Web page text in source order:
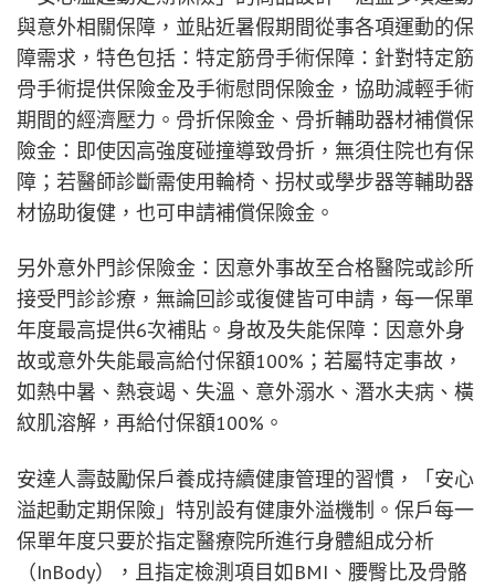
與意外相關保障，並貼近暑假期間從事各項運動的保
障需求，特色包括：特定筋骨手術保障：針對特定筋
骨手術提供保險金及手術慰問保險金，協助減輕手術
期間的經濟壓力。骨折保險金、骨折輔助器材補償保
險金：即使因高強度碰撞導致骨折，無須住院也有保
障；若醫師診斷需使用輪椅、拐杖或學步器等輔助器
材協助復健，也可申請補償保險金。
另外意外門診保險金：因意外事故至合格醫院或診所
接受門診診療，無論回診或復健皆可申請，每一保單
年度最高提供6次補貼。身故及失能保障：因意外身
故或意外失能最高給付保額100%；若屬特定事故，
如熱中暑、熱衰竭、失溫、意外溺水、潛水夫病、橫
紋肌溶解，再給付保額100%。
安達人壽鼓勵保戶養成持續健康管理的習慣，「安心
溢起動定期保險」特別設有健康外溢機制。保戶每一
保單年度只要於指定醫療院所進行身體組成分析
（InBody），且指定檢測項目如BMI、腰臀比及骨骼